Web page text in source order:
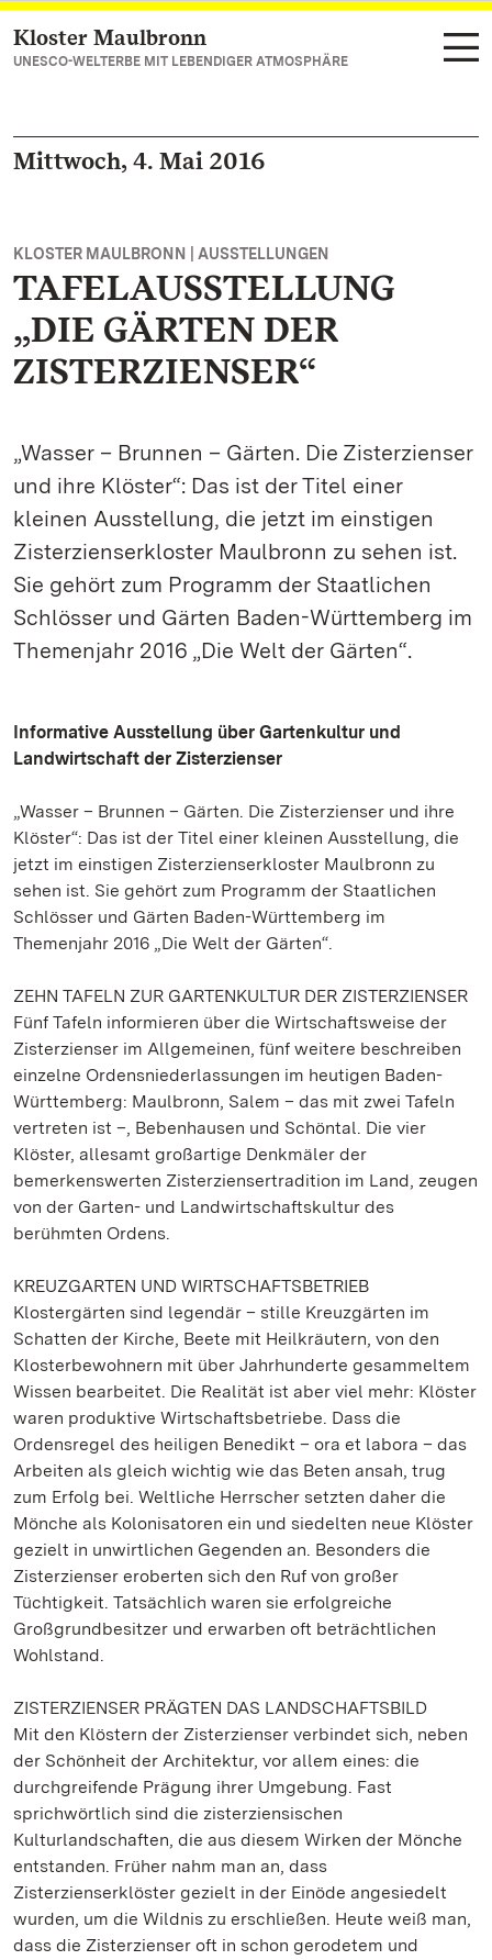
Zum Hauptinhalt springen
Kloster Maulbronn
UNESCO-WELTERBE MIT LEBENDIGER ATMOSPHÄRE
Mittwoch, 4. Mai 2016
KLOSTER MAULBRONN | AUSSTELLUNGEN
TAFELAUSSTELLUNG
„DIE GÄRTEN DER
ZISTERZIENSER“
„Wasser – Brunnen – Gärten. Die Zisterzienser
und ihre Klöster“: Das ist der Titel einer
kleinen Ausstellung, die jetzt im einstigen
Zisterzienserkloster Maulbronn zu sehen ist.
Sie gehört zum Programm der Staatlichen
Schlösser und Gärten Baden-Württemberg im
Themenjahr 2016 „Die Welt der Gärten“.
Informative Ausstellung über Gartenkultur und
Landwirtschaft der Zisterzienser
„Wasser – Brunnen – Gärten. Die Zisterzienser und ihre
Klöster“: Das ist der Titel einer kleinen Ausstellung, die
jetzt im einstigen Zisterzienserkloster Maulbronn zu
sehen ist. Sie gehört zum Programm der Staatlichen
Schlösser und Gärten Baden-Württemberg im
Themenjahr 2016 „Die Welt der Gärten“.
ZEHN TAFELN ZUR GARTENKULTUR DER ZISTERZIENSER
Fünf Tafeln informieren über die Wirtschaftsweise der
Zisterzienser im Allgemeinen, fünf weitere beschreiben
einzelne Ordensniederlassungen im heutigen Baden-
Württemberg: Maulbronn, Salem – das mit zwei Tafeln
vertreten ist –, Bebenhausen und Schöntal. Die vier
Klöster, allesamt großartige Denkmäler der
bemerkenswerten Zisterziensertradition im Land, zeugen
von der Garten- und Landwirtschaftskultur des
berühmten Ordens.
KREUZGARTEN UND WIRTSCHAFTSBETRIEB
Klostergärten sind legendär – stille Kreuzgärten im
Schatten der Kirche, Beete mit Heilkräutern, von den
Klosterbewohnern mit über Jahrhunderte gesammeltem
Wissen bearbeitet. Die Realität ist aber viel mehr: Klöster
waren produktive Wirtschaftsbetriebe. Dass die
Ordensregel des heiligen Benedikt – ora et labora – das
Arbeiten als gleich wichtig wie das Beten ansah, trug
zum Erfolg bei. Weltliche Herrscher setzten daher die
Mönche als Kolonisatoren ein und siedelten neue Klöster
gezielt in unwirtlichen Gegenden an. Besonders die
Zisterzienser eroberten sich den Ruf von großer
Tüchtigkeit. Tatsächlich waren sie erfolgreiche
Großgrundbesitzer und erwarben oft beträchtlichen
Wohlstand.
ZISTERZIENSER PRÄGTEN DAS LANDSCHAFTSBILD
Mit den Klöstern der Zisterzienser verbindet sich, neben
der Schönheit der Architektur, vor allem eines: die
durchgreifende Prägung ihrer Umgebung. Fast
sprichwörtlich sind die zisterziensischen
Kulturlandschaften, die aus diesem Wirken der Mönche
entstanden. Früher nahm man an, dass
Zisterzienserklöster gezielt in der Einöde angesiedelt
wurden, um die Wildnis zu erschließen. Heute weiß man,
dass die Zisterzienser oft in schon gerodetem und